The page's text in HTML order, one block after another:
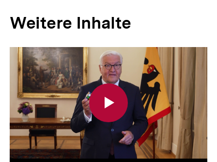
Weitere Inhalte
Inhaltskarousell
für
weitere
Inhalte
Inhaltskarussell
überspringen